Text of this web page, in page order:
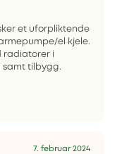
et uforpliktende
el kjele.
radiatorer i
samt tilbygg.
7. februar 2024